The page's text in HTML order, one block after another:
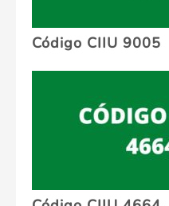
Código CIIU 9005